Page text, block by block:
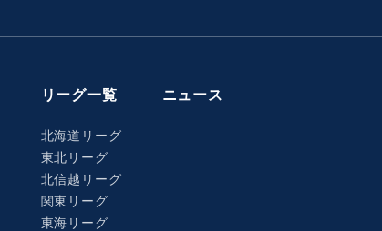
リーグ一覧
北海道リーグ
東北リーグ
北信越リーグ
関東リーグ
東海リーグ
ニュース